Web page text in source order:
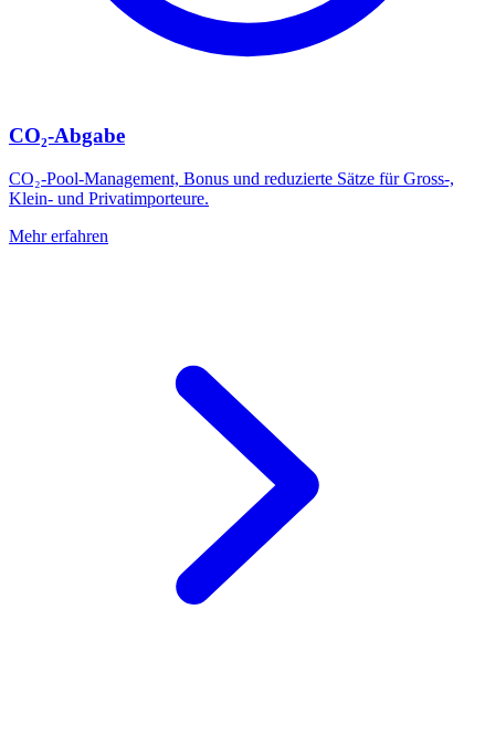
CO₂-Abgabe
CO₂-Pool-Management, Bonus und reduzierte Sätze für Gross-,
Klein- und Privatimporteure.
Mehr erfahren